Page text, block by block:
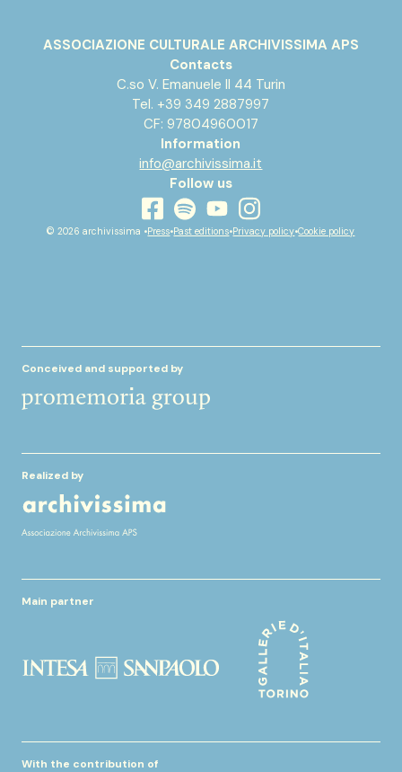
ASSOCIAZIONE CULTURALE ARCHIVISSIMA APS
Contacts
C.so V. Emanuele II 44 Turin
Tel. +39 349 2887997
CF: 97804960017
Information
info@archivissima.it
Follow us
facebook
spotifyyoutubeinstagram
© 2026 archivissima •Press•Past editions•Privacy policy•Cookie policy
Conceived and supported by
Realized by
Main partner
With the contribution of